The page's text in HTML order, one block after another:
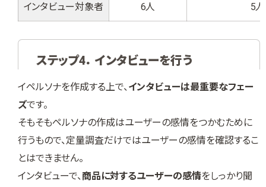
インタビュー対象者 6人 5人
ステップ4． インタビューを行う
イペルソナを作成する上で、インタビューは最重要なフェー
ズです。
そもそもペルソナの作成はユーザーの感情をつかむために
行うもので、定量調査だけではユーザーの感情を確認するこ
とはできません。
インタビューで、商品に対するユーザーの感情をしっかり聞